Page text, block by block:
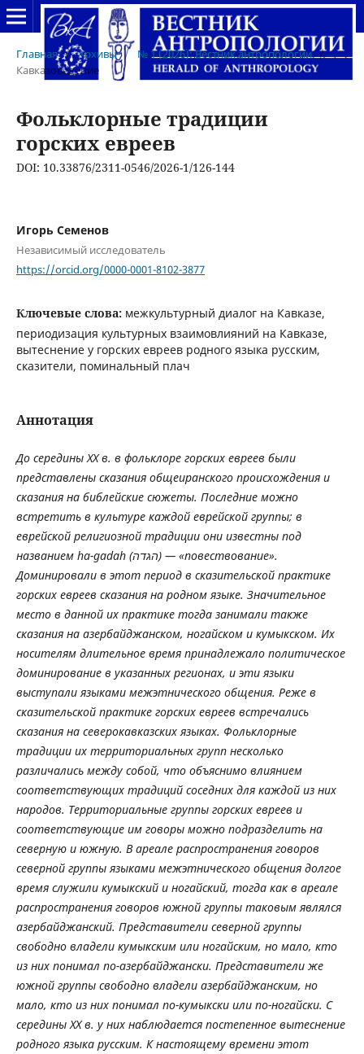
Главная / Архивы / № 1 (2026): Вестник антропологии /
Кавказоведение
Фольклорные традиции
горских евреев
DOI: 10.33876/2311-0546/2026-1/126-144
Игорь Семенов
Независимый исследователь
https://orcid.org/0000-0001-8102-3877
Ключевые слова: межкультурный диалог на Кавказе,
периодизация культурных взаимовлияний на Кавказе,
вытеснение у горских евреев родного языка русским,
сказители, поминальный плач
Аннотация
До середины XX в. в фольклоре горских евреев были
представлены сказания общеиранского происхождения и
сказания на библейские сюжеты. Последние можно
встретить в культуре каждой еврейской группы; в
еврейской религиозной традиции они известны под
названием ha-gadah (‏הגדה) — «повествование».
Доминировали в этот период в сказительской практике
горских евреев сказания на родном языке. Значительное
место в данной их практике тогда занимали также
сказания на азербайджанском, ногайском и кумыкском. Их
носителям длительное время принадлежало политическое
доминирование в указанных регионах, и эти языки
выступали языками межэтнического общения. Реже в
сказительской практике горских евреев встречались
сказания на северокавказских языках. Фольклорные
традиции их территориальных групп несколько
различались между собой, что объяснимо влиянием
соответствующих традиций соседних для каждой из них
народов. Территориальные группы горских евреев и
соответствующие им говоры можно подразделить на
северную и южную. В ареале распространения говоров
северной группы языками межэтнического общения долгое
время служили кумыкский и ногайский, тогда как в ареале
распространения говоров южной группы таковым являлся
азербайджанский. Представители северной группы
свободно владели кумыкским или ногайским, но мало, кто
из них понимал по-азербайджански. Представители же
южной группы свободно владели азербайджанским, но
мало, кто из них понимал по-кумыкски или по-ногайски. С
середины XX в. у них наблюдается постепенное вытеснение
родного языка русским. К настоящему времени этот